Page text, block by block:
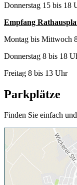
Donnerstag 15 bis 18
Empfang
Montag bis Mittwoch
Donnerstag 8 bis 18
Freitag 8 bis 13 Uhr
Parkplätze
Finden Sie einfach